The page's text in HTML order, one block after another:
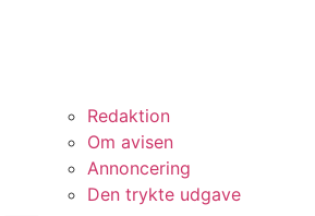
Redaktion
Om avisen
Annoncering
Den trykte udgave